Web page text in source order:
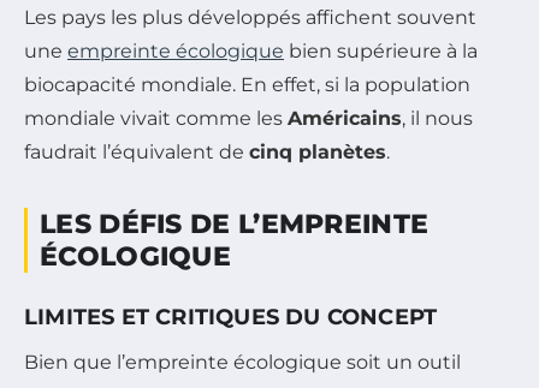
Les pays les plus développés affichent souvent
une empreinte écologique bien supérieure à la
biocapacité mondiale. En effet, si la population
mondiale vivait comme les Américains, il nous
faudrait l’équivalent de cinq planètes.
LES DÉFIS DE L’EMPREINTE
ÉCOLOGIQUE
LIMITES ET CRITIQUES DU CONCEPT
Bien que l’empreinte écologique soit un outil